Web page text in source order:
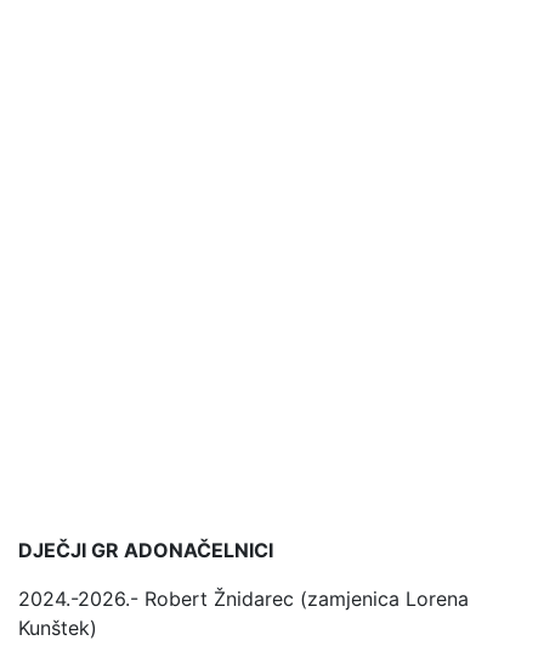
DJEČJI GR ADONAČELNICI
2024.-2026.- Robert Žnidarec (zamjenica Lorena
Kunštek)